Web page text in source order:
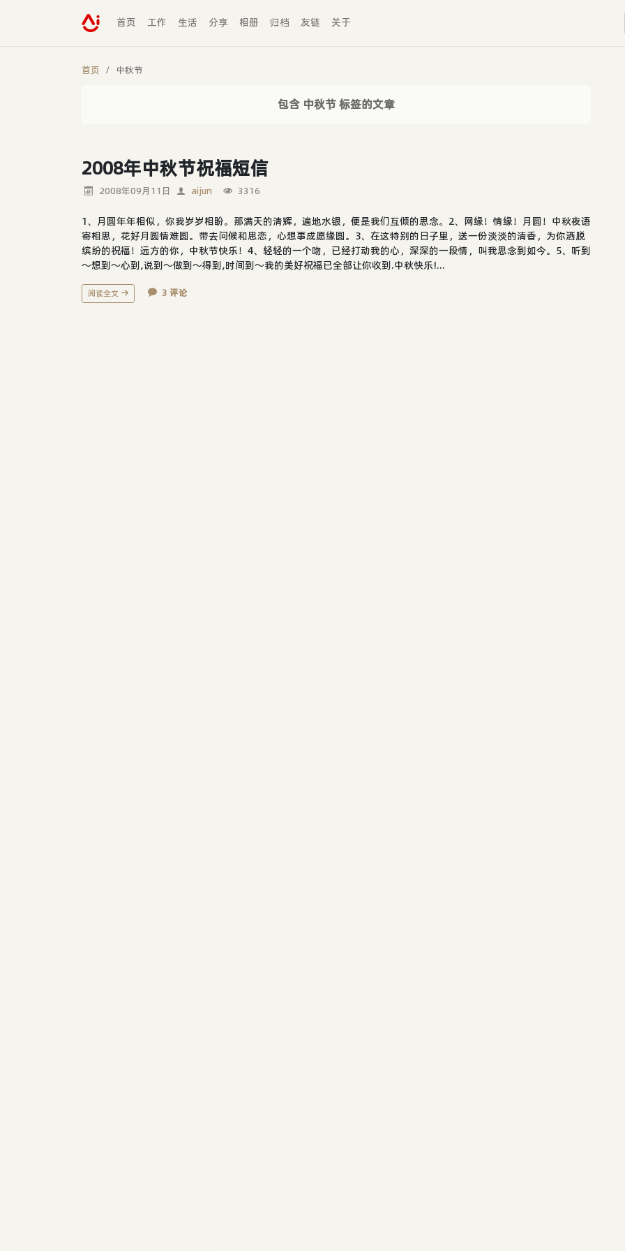
首页 工作 生活 分享 相册 归档 友链 关于
首页 中秋节
包含 中秋节 标签的文章
2008年中秋节祝福短信
2008年09月11日 aijun 3316
1、月圆年年相似，你我岁岁相盼。那满天的清辉，遍地水银，便是我们互倾的思念。2、网缘！情缘！月圆！中秋夜语
寄相思，花好月圆情难圆。带去问候和思恋，心想事成愿缘圆。3、在这特别的日子里，送一份淡淡的清香，为你洒脱
缤纷的祝福！远方的你，中秋节快乐！4、轻轻的一个吻，已经打动我的心，深深的一段情，叫我思念到如今。5、听到
～想到～心到,说到～做到～得到,时间到～我的美好祝福已全部让你收到.中秋快乐!...
阅读全文 3 评论